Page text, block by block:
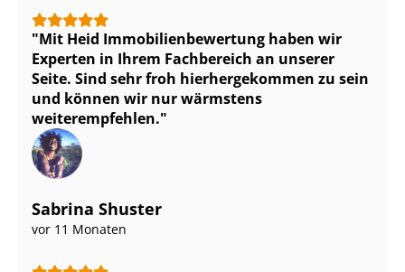
Mit Heid Im­mo­bi­li­en­be­wer­tung haben wir
Experten in Ihrem Fachbereich an unserer
Seite. Sind sehr froh hierhergekommen zu sein
und können wir nur wärmstens
weiterempfehlen.
Sabrina Shuster
vor 11 Monaten